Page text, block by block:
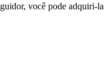
você pode adquiri-la